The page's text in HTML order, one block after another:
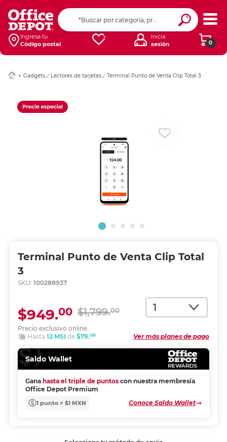
Ingresa tu
Código postal
0
Inicia
sesión
Gadgets Lectores de tarjetas Terminal Punto de Venta Clip Total 3
Terminal Punto de Venta Clip Total
3
SKU: 100288937
Cantidad
Precio exclusivo online
$1,799.00
$949.00
Ver más planes de pago
Hasta 12 MSI de $79.08
Saldo Wallet
Gana hasta el triple de puntos con nuestra membresía
Office Depot Premium
1 punto = $1 MXN Conoce Saldo Wallet
Ingresar Codigo